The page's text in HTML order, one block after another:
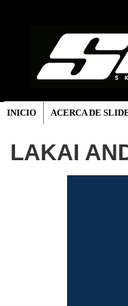
INICIO ACERCA DE
LAKAI